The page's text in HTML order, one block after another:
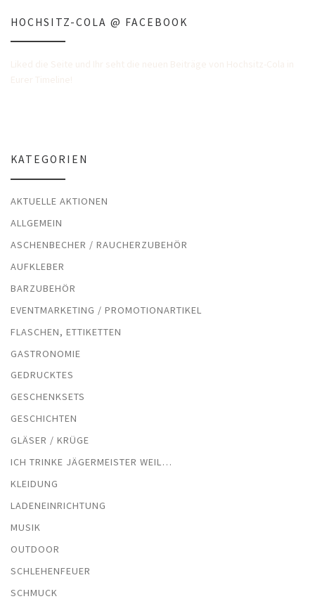
HOCHSITZ-COLA @ FACEBOOK
KATEGORIEN
AKTUELLE AKTIONEN
ALLGEMEIN
ASCHENBECHER / RAUCHERZUBEHÖR
AUFKLEBER
BARZUBEHÖR
EVENTMARKETING / PROMOTIONARTIKEL
FLASCHEN, ETTIKETTEN
GASTRONOMIE
GEDRUCKTES
GESCHENKSETS
GESCHICHTEN
GLÄSER / KRÜGE
ICH TRINKE JÄGERMEISTER WEIL…
KLEIDUNG
LADENEINRICHTUNG
MUSIK
OUTDOOR
SCHLEHENFEUER
SCHMUCK